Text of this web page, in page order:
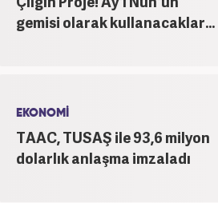
gemisi olarak kullanacaklar...
EKONOMİ
TAAC, TUSAŞ ile 93,6 milyon
dolarlık anlaşma imzaladı